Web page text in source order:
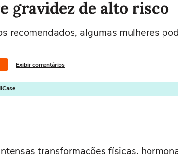
gravidez de alto risco
recomendados, algumas mulheres
Exibir comentários
transformações físicas,